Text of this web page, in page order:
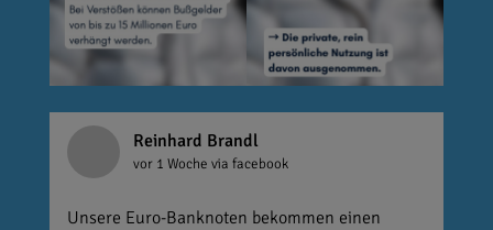
Reinhard Brandl
vor 1 Woche via facebook
Unsere Euro-Banknoten bekommen einen